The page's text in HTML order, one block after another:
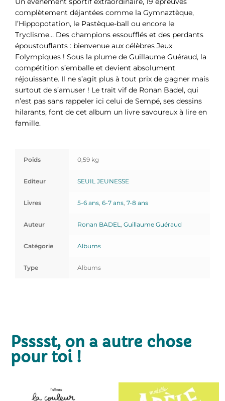
complètement déjantées comme la Gymnaztèque,
l’Hippopotation, le Pastèque-ball ou encore le
Tryclisme… Des champions essoufflés et des perdants
époustouflants : bienvenue aux célèbres Jeux
Folympiques ! Sous la plume de Guillaume Guéraud, la
compétition s’emballe et devient absolument
réjouissante. Il ne s’agit plus à tout prix de gagner mais
surtout de s’amuser ! Le trait vif de Ronan Badel, qui
n’est pas sans rappeler ici celui de Sempé, ses dessins
hilarants, font de cet album un livre savoureux à lire en
famille.
Poids 0,59 kg
Editeur SEUIL JEUNESSE
Livres 5-6 ans, 6-7 ans, 7-8 ans
Auteur Ronan BADEL Guillaume Guéraud
Catégorie Albums
Type Albums
Psssst, on a autre chose
pour toi !